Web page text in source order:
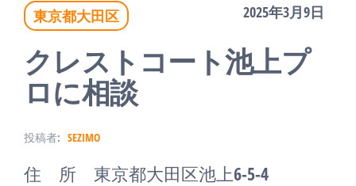
東京都大田区 2025年3月9日
クレストコート池上プ
ロに相談
投稿者: SEZIMO
住 所 東京都大田区池上6-5-4